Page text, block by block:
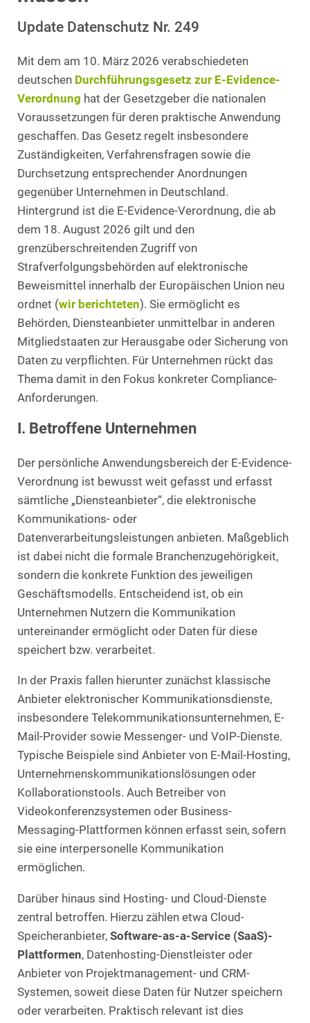
Update Datenschutz Nr. 249
Mit dem am 10. März 2026 verabschiedeten
deutschen Durchführungsgesetz zur E-Evidence-
Verordnung hat der Gesetzgeber die nationalen
Voraussetzungen für deren praktische Anwendung
geschaffen. Das Gesetz regelt insbesondere
Zuständigkeiten, Verfahrensfragen sowie die
Durchsetzung entsprechender Anordnungen
gegenüber Unternehmen in Deutschland.
Hintergrund ist die E-Evidence-Verordnung, die ab
dem 18. August 2026 gilt und den
grenzüberschreitenden Zugriff von
Strafverfolgungsbehörden auf elektronische
Beweismittel innerhalb der Europäischen Union neu
ordnet (wir berichteten). Sie ermöglicht es
Behörden, Diensteanbieter unmittelbar in anderen
Mitgliedstaaten zur Herausgabe oder Sicherung von
Daten zu verpflichten. Für Unternehmen rückt das
Thema damit in den Fokus konkreter Compliance-
Anforderungen.
I. Betroffene Unternehmen
Der persönliche Anwendungsbereich der E-Evidence-
Verordnung ist bewusst weit gefasst und erfasst
sämtliche „Diensteanbieter“, die elektronische
Kommunikations- oder
Datenverarbeitungsleistungen anbieten. Maßgeblich
ist dabei nicht die formale Branchenzugehörigkeit,
sondern die konkrete Funktion des jeweiligen
Geschäftsmodells. Entscheidend ist, ob ein
Unternehmen Nutzern die Kommunikation
untereinander ermöglicht oder Daten für diese
speichert bzw. verarbeitet.
In der Praxis fallen hierunter zunächst klassische
Anbieter elektronischer Kommunikationsdienste,
insbesondere Telekommunikationsunternehmen, E-
Mail-Provider sowie Messenger- und VoIP-Dienste.
Typische Beispiele sind Anbieter von E-Mail-Hosting,
Unternehmenskommunikationslösungen oder
Kollaborationstools. Auch Betreiber von
Videokonferenzsystemen oder Business-
Messaging-Plattformen können erfasst sein, sofern
sie eine interpersonelle Kommunikation
ermöglichen.
Darüber hinaus sind Hosting- und Cloud-Dienste
zentral betroffen. Hierzu zählen etwa Cloud-
Speicheranbieter, Software-as-a-Service (SaaS)-
Plattformen, Datenhosting-Dienstleister oder
Anbieter von Projektmanagement- und CRM-
Systemen, soweit diese Daten für Nutzer speichern
oder verarbeiten. Praktisch relevant ist dies